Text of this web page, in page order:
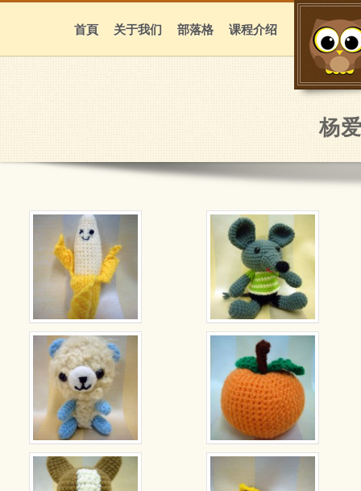
首頁 关于我们 部落格 课程介绍
杨